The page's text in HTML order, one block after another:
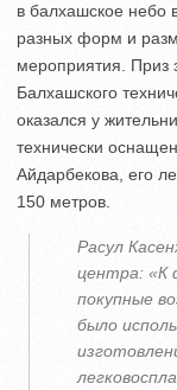
в балхашское небо
разных форм и
мероприятия. Приз
Балхашского
оказался у
технически
Айдарбекова, его
150 метров.
Расул
центра: «К
покупные
было